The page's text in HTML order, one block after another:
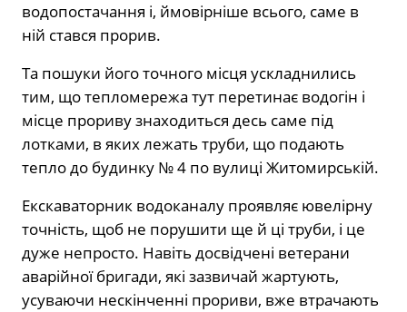
водопостачання і, ймовірніше всього, саме в
ній стався прорив.
Та пошуки його точного місця ускладнились
тим, що тепломережа тут перетинає водогін і
місце прориву знаходиться десь саме під
лотками, в яких лежать труби, що подають
тепло до будинку № 4 по вулиці Житомирській.
Екскаваторник водоканалу проявляє ювелірну
точність, щоб не порушити ще й ці труби, і це
дуже непросто. Навіть досвідчені ветерани
аварійної бригади, які зазвичай жартують,
усуваючи нескінченні прориви, вже втрачають